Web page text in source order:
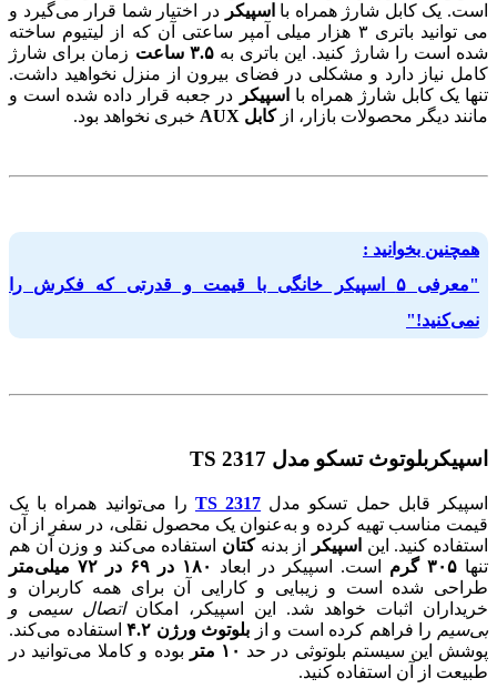
است. یک کابل شارژ همراه با اسپیکر در اختیار شما قرار می‌گیرد و
می توانید باتری ۳ هزار میلی آمپر ساعتی آن که از لیتیوم ساخته
شده است را شارژ کنید. این باتری به۳.۵ ساعت
زمان برای شارژ
کامل نیاز دارد و مشکلی در فضای بیرون از منزل نخواهید داشت.
تنها یک کابل شارژ همراه با اسپیکر
در جعبه قرار داده شده است و
مانند دیگر محصولات بازار، ازکابل AUX خبری نخواهد بود.
همچنین بخوانید :
"معرفی ۵ اسپیکر خانگی با قیمت و قدرتی که فکرش را
نمی‌کنید!"
اسپیکربلوتوث تسکو مدل TS 2317
اسپیکر قابل حمل تسکو مدل TS 2317 را می‌توانید همراه با یک
قیمت مناسب تهیه کرده و به‌عنوان یک محصول نقلی، در سفر از آن
استفاده کنید. این اسپیکر از بدنهکتان استفاده می‌کند و وزن آن هم
تنها ۳۰۵ گرم است. اسپیکر در ابعاد
۱۸۰ در ۶۹ در ۷۲ میلی‌متر
طراحی شده است و زیبایی و کارایی آن برای همه کاربران و
خریداران اثبات خواهد شد. این اسپیکر، امکاناتصال سیمی و
بی‌سیم را فراهم کرده است و از بلوتوث ورژن ۴.۲
استفاده می‌کند.
پوشش این سیستم بلوتوثی در حد ۱۰ متر
بوده و کاملا می‌توانید در
طبیعت از آن استفاده کنید.